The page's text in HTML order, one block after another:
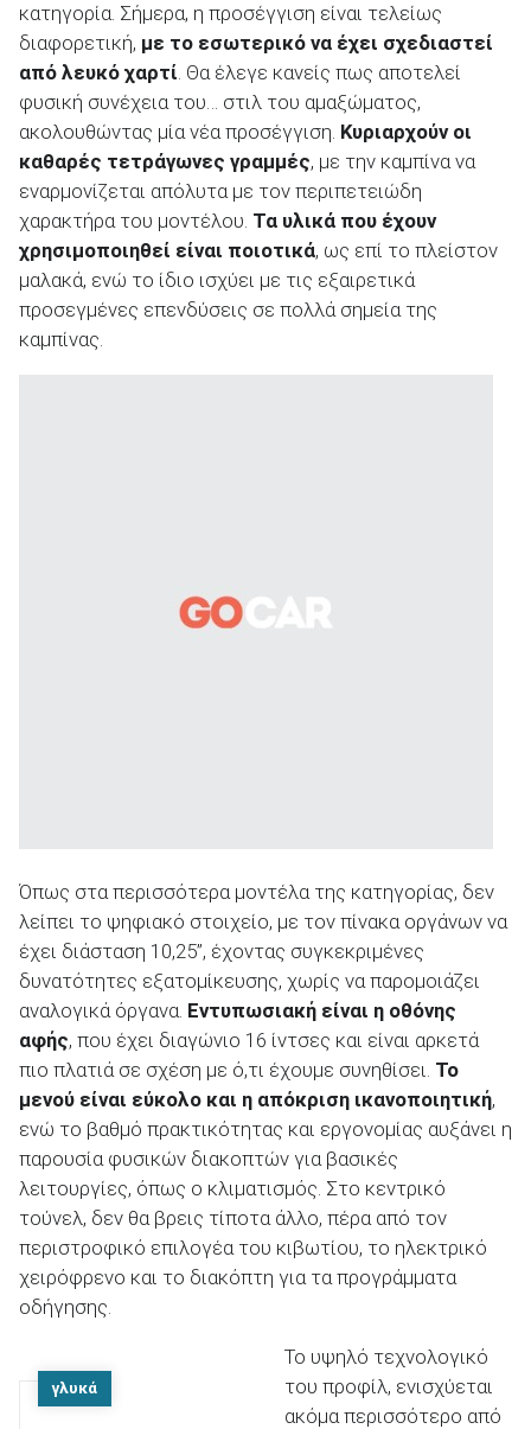
κατηγορία. Σήμερα, η προσέγγιση είναι τελείως
διαφορετική, με το εσωτερικό να έχει σχεδιαστεί
από λευκό χαρτί. Θα έλεγε κανείς πως αποτελεί
φυσική συνέχεια του… στιλ του αμαξώματος,
ακολουθώντας μία νέα προσέγγιση. Κυριαρχούν οι
καθαρές τετράγωνες γραμμές, με την καμπίνα να
εναρμονίζεται απόλυτα με τον περιπετειώδη
χαρακτήρα του μοντέλου. Τα υλικά που έχουν
χρησιμοποιηθεί είναι ποιοτικά, ως επί το πλείστον
μαλακά, ενώ το ίδιο ισχύει με τις εξαιρετικά
προσεγμένες επενδύσεις σε πολλά σημεία της
καμπίνας.
Όπως στα περισσότερα μοντέλα της κατηγορίας, δεν
λείπει το ψηφιακό στοιχείο, με τον πίνακα οργάνων να
έχει διάσταση 10,25’’, έχοντας συγκεκριμένες
δυνατότητες εξατομίκευσης, χωρίς να παρομοιάζει
αναλογικά όργανα. Εντυπωσιακή είναι η οθόνης
αφής, που έχει διαγώνιο 16 ίντσες και είναι αρκετά
πιο πλατιά σε σχέση με ό,τι έχουμε συνηθίσει. Το
μενού είναι εύκολο και η απόκριση ικανοποιητική,
ενώ το βαθμό πρακτικότητας και εργονομίας αυξάνει η
παρουσία φυσικών διακοπτών για βασικές
λειτουργίες, όπως ο κλιματισμός. Στο κεντρικό
τούνελ, δεν θα βρεις τίποτα άλλο, πέρα από τον
περιστροφικό επιλογέα του κιβωτίου, το ηλεκτρικό
χειρόφρενο και το διακόπτη για τα προγράμματα
οδήγησης.
γλυκά
Το υψηλό τεχνολογικό
του προφίλ, ενισχύεται
ακόμα περισσότερο από